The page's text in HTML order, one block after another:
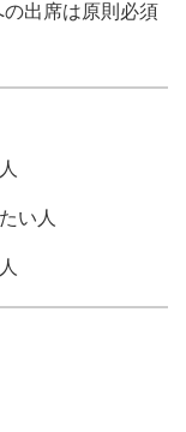
出席は原則必須
い人